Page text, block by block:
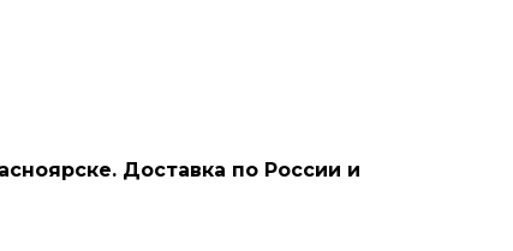
Доставка по России и